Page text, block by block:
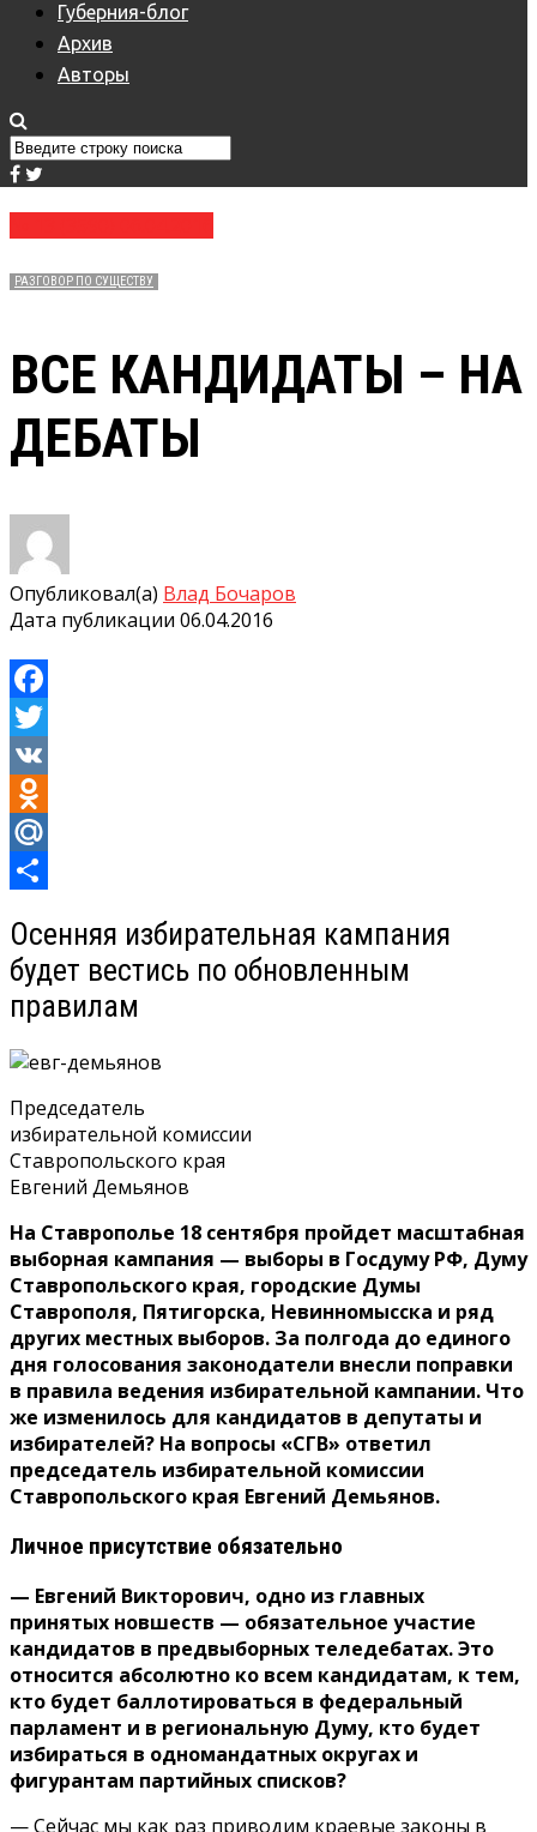
Губерния-блог
Архив
Авторы
РАЗГОВОР ПО СУЩЕСТВУ
ВСЕ КАНДИДАТЫ – НА
ДЕБАТЫ
Опубликовал(а) Влад Бочаров
Дата публикации 06.04.2016
Facebook
Twitter
VK
Odnoklassniki
Mail.Ru
Осенняя избирательная кампания
будет вестись по обновленным
правилам
Председатель
избирательной комиссии
Ставропольского края
Евгений Демьянов
На Ставрополье 18 сентября пройдет масштабная
выборная кампания — выборы в Госдуму РФ, Думу
Ставропольского края, городские Думы
Ставрополя, Пятигорска, Невинномысска и ряд
других местных выборов. За полгода до единого
дня голосования законодатели внесли поправки
в правила ведения избирательной кампании. Что
же изменилось для кандидатов в депутаты и
избирателей? На вопросы «СГВ» ответил
председатель избирательной комиссии
Ставропольского края Евгений Демьянов.
Личное присутствие обязательно
— Евгений Викторович, одно из главных
принятых новшеств — обязательное участие
кандидатов в предвыборных теледебатах. Это
относится абсолютно ко всем кандидатам, к тем,
кто будет баллотироваться в федеральный
парламент и в региональную Думу, кто будет
избираться в одномандатных округах и
фигурантам партийных списков?
— Сейчас мы как раз приводим краевые законы в